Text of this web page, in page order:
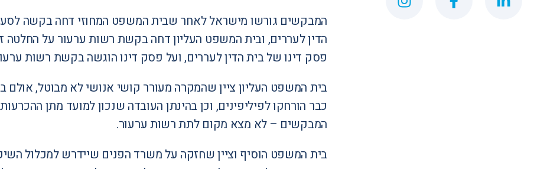
המבקשים גורשו מישראל לאחר שבית המשפט המחוזי דחה בקשה
הדין לעררים, ובית המשפט העליון דחה בקשת רשות ערעור על החלטה
פסק דינו של בית הדין לעררים, ועל פסק דינו הוגשה בקשת רשות
בית המשפט העליון ציין שהמקרה מעורר קושי אנושי לא מבוטל, אולם
כבר הורחקו לפיליפינים, וכן בהינתן העובדה שנכון למועד מתן
המבקשים – לא מצא מקום לתת רשות ערעור.
בית המשפט הוסיף וציין שחזקה על משרד הפנים שיידרש למכלול